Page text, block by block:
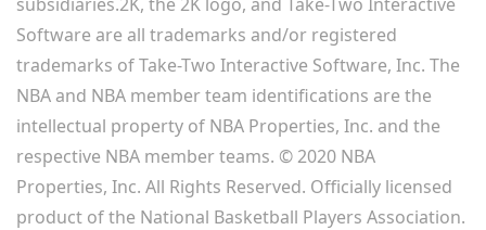
Software are all trademarks and/or registered
trademarks of Take-Two Interactive Software, Inc. The
NBA and NBA member team identifications are the
intellectual property of NBA Properties, Inc. and the
respective NBA member teams. © 2020 NBA
Properties, Inc. All Rights Reserved. Officially licensed
product of the National Basketball Players Association.